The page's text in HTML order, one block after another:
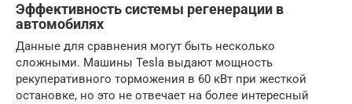
Эффективность системы регенерации в
автомобилях
Данные для сравнения могут быть несколько
сложными. Машины Tesla выдают мощность
рекуперативного торможения в 60 кВт при жесткой
остановке, но это не отвечает на более интересный